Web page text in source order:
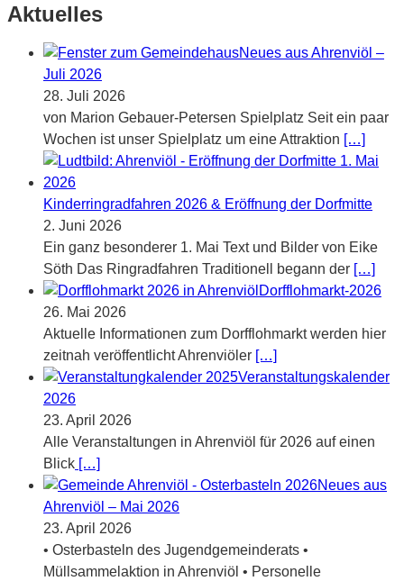
Aktuelles
Neues aus Ahrenviöl –
Juli 2026
28. Juli 2026
von Marion Gebauer-Petersen Spielplatz Seit ein paar
Wochen ist unser Spielplatz um eine Attraktion […]
Kinderringradfahren 2026 & Eröffnung der Dorfmitte
2. Juni 2026
Ein ganz besonderer 1. Mai Text und Bilder von Eike
Söth Das Ringradfahren Traditionell begann der […]
Dorfflohmarkt-2026
26. Mai 2026
Aktuelle Informationen zum Dorfflohmarkt werden hier
zeitnah veröffentlicht Ahrenviöler […]
Veranstaltungskalender
2026
23. April 2026
Alle Veranstaltungen in Ahrenviöl für 2026 auf einen
Blick […]
Neues aus
Ahrenviöl – Mai 2026
23. April 2026
• Osterbasteln des Jugendgemeinderats •
Müllsammelaktion in Ahrenviöl • Personelle